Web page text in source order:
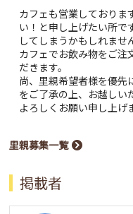
カフェも営業しておりま
い！と申し上げたい所で
してしまうかもしれませ
カフェでお飲み物をご注
だきます。
尚、里親希望者様を優先
をご了承の上、お越しい
よろしくお願い申し上げ
里親募集一覧
掲載者